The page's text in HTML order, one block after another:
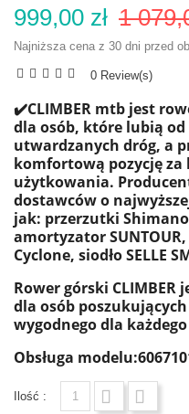
999,00 zł 1
Najniższa cena z 30 dni przed
0 Review(s)
✔️CLIMBER mtb jest
dla osób, które lubią od
utwardzanych dróg, a
komfortową pozycję
użytkowania.
dostawców o
jak: przerzutki
amortyzator
Cyclone, siodło SELLE
Rower górski CLIMBER
dla osób
wygodnego dla
Obsługa
Ilość :